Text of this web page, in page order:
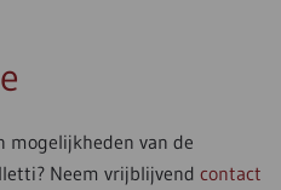
mogelijkheden van de
Neem vrijblijvend contact